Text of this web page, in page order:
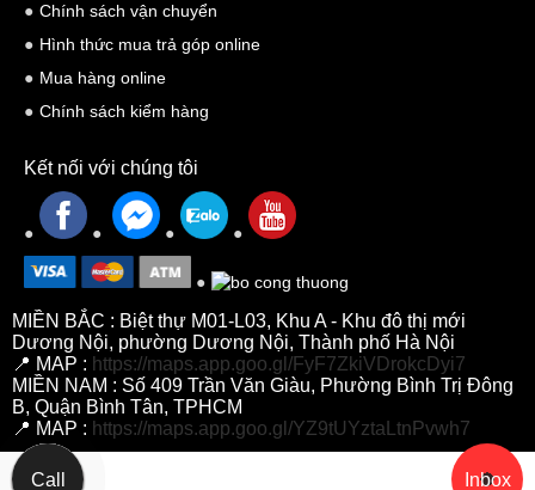
Chính sách vận chuyển
Hình thức mua trả góp online
Mua hàng online
Chính sách kiểm hàng
Kết nối với chúng tôi
MIỀN BẮC : Biệt thự M01-L03, Khu A - Khu đô thị mới
Dương Nội, phường Dương Nội, Thành phố Hà Nội
📍 MAP : https://maps.app.goo.gl/FyF7ZkiVDrokcDyi7
MIỀN NAM : Số 409 Trần Văn Giàu, Phường Bình Trị Đông
B, Quận Bình Tân, TPHCM
📍 MAP : https://maps.app.goo.gl/YZ9tUYztaLtnPvwh7
Call Inbox